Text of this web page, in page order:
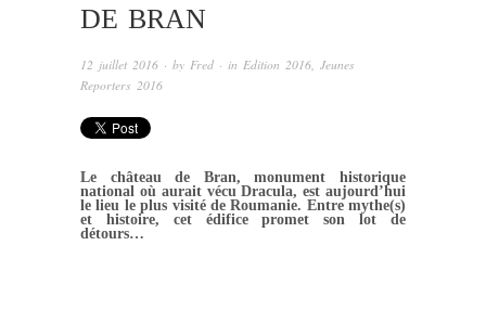
DE BRAN
12 juillet 2016 · by Fred · in Edition 2016 Jeunes
Reporters 2016
Le château de Bran, monument historique
national où aurait vécu Dracula, est aujourd’hui
le lieu le plus visité de Roumanie. Entre mythe(s)
et histoire, cet édifice promet son lot de
détours…